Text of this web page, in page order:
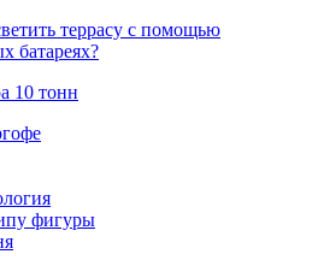
террасу с помощью
батареях?
10 тонн
фигуры